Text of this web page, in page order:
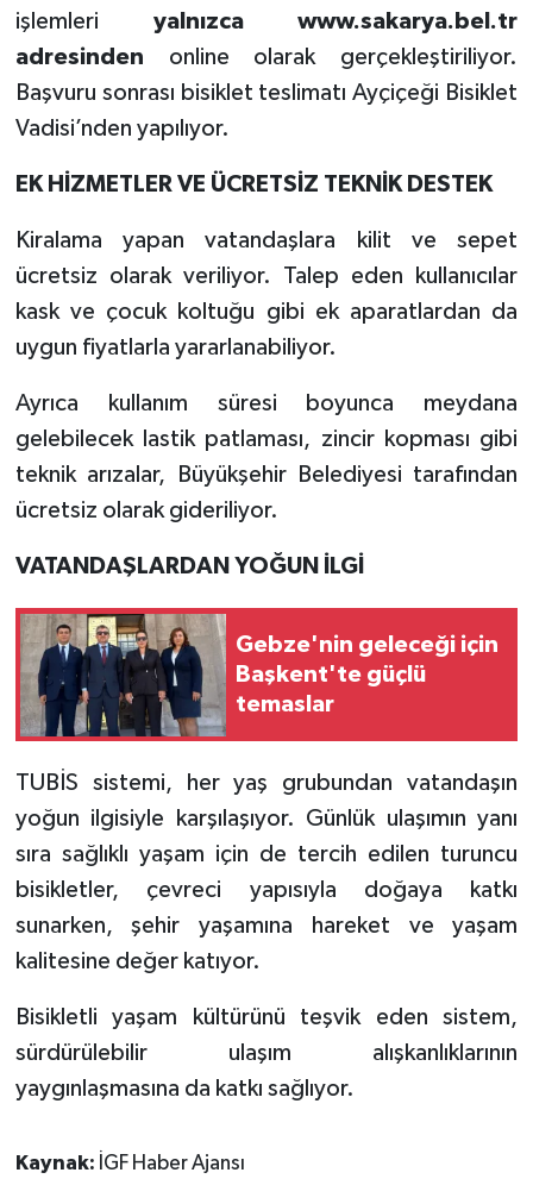
işlemleri yalnızca www.sakarya.bel.tr
adresinden online olarak gerçekleştiriliyor.
Başvuru sonrası bisiklet teslimatı Ayçiçeği Bisiklet
Vadisi’nden yapılıyor.
EK HİZMETLER VE ÜCRETSİZ TEKNİK DESTEK
Kiralama yapan vatandaşlara kilit ve sepet
ücretsiz olarak veriliyor. Talep eden kullanıcılar
kask ve çocuk koltuğu gibi ek aparatlardan da
uygun fiyatlarla yararlanabiliyor.
Ayrıca kullanım süresi boyunca meydana
gelebilecek lastik patlaması, zincir kopması gibi
teknik arızalar, Büyükşehir Belediyesi tarafından
ücretsiz olarak gideriliyor.
VATANDAŞLARDAN YOĞUN İLGİ
Gebze'nin geleceği için
Başkent'te güçlü
temaslar
TUBİS sistemi, her yaş grubundan vatandaşın
yoğun ilgisiyle karşılaşıyor. Günlük ulaşımın yanı
sıra sağlıklı yaşam için de tercih edilen turuncu
bisikletler, çevreci yapısıyla doğaya katkı
sunarken, şehir yaşamına hareket ve yaşam
kalitesine değer katıyor.
Bisikletli yaşam kültürünü teşvik eden sistem,
sürdürülebilir ulaşım alışkanlıklarının
yaygınlaşmasına da katkı sağlıyor.
Kaynak: İGF Haber Ajansı